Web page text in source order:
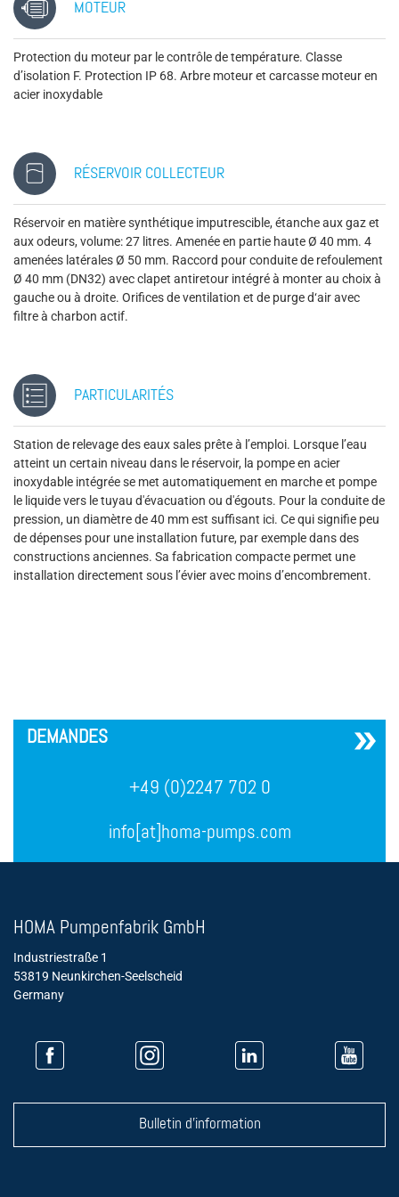
MOTEUR
Protection du moteur par le contrôle de température. Classe
d’isolation F. Protection IP 68. Arbre moteur et carcasse moteur en
acier inoxydable
RÉSERVOIR COLLECTEUR
Réservoir en matière synthétique imputrescible, étanche aux gaz et
aux odeurs, volume: 27 litres. Amenée en partie haute Ø 40 mm. 4
amenées latérales Ø 50 mm. Raccord pour conduite de refoulement
Ø 40 mm (DN32) avec clapet antiretour intégré à monter au choix à
gauche ou à droite. Orifices de ventilation et de purge d‘air avec
filtre à charbon actif.
PARTICULARITÉS
Station de relevage des eaux sales prête à l’emploi. Lorsque l’eau
atteint un certain niveau dans le réservoir, la pompe en acier
inoxydable intégrée se met automatiquement en marche et pompe
le liquide vers le tuyau d'évacuation ou d'égouts. Pour la conduite de
pression, un diamètre de 40 mm est suffisant ici. Ce qui signifie peu
de dépenses pour une installation future, par exemple dans des
constructions anciennes. Sa fabrication compacte permet une
installation directement sous l’évier avec moins d’encombrement.
DEMANDES
+49 (0)2247 702 0
info[at]homa-pumps.com
HOMA Pumpenfabrik GmbH
Industriestraße 1
53819 Neunkirchen-Seelscheid
Germany
Bulletin d'information